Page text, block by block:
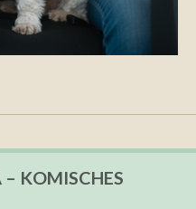
KOMISCHES